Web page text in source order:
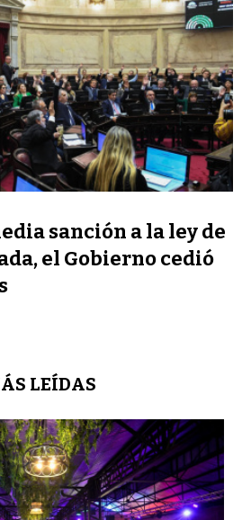
sanción a la ley de
el Gobierno cedió
LEÍDAS